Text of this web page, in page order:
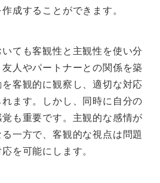
成することができます。
ても客観性と主観性を使い分
人やパートナーとの関係を築
客観的に観察し、適切な対応
ます。しかし、同時に自分の
も重要です。主観的な感情が
一方で、客観的な視点は問題
を可能にします。